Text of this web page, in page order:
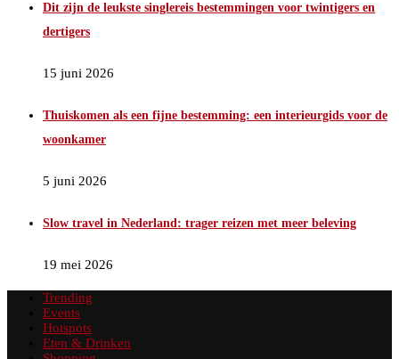
Dit zijn de leukste singlereis bestemmingen voor twintigers en
dertigers
15 juni 2026
Thuiskomen als een fijne bestemming: een interieurgids voor de
woonkamer
5 juni 2026
Slow travel in Nederland: trager reizen met meer beleving
19 mei 2026
Trending
Events
Hotspots
Eten & Drinken